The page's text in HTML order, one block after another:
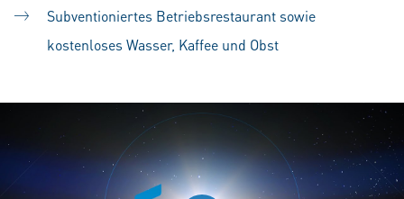
Subventioniertes Betriebsrestaurant sowie
kostenloses Wasser, Kaffee und Obst